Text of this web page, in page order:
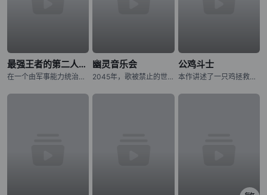
最强王者的第二人生 第二季
在一个由军事能力统治的世界里，格雷国王拥有无与伦比的力量、财富和声望。然而，孤独在那拥有强大力量的人身后徘徊。在一个强大的国王迷人的外表之下，潜伏着一个人的外壳，没有目的和意志。转世到一个充满魔法和怪
幽灵音乐会
2045年，歌被禁止的世界――。 音乐的创造与演奏，全都由音乐应用程式《MiucS》代替人类一手包办。 少女・相叶芹亚与朋友们外出时，听见了本应被禁止的歌声。 循着歌声的方向，芹亚所看见的是——
公鸡斗士
本作讲述了一只鸡拯救人类的故事。故事舞台设定在日本——当拥有压倒性力量、破坏城市并捕食人类的异形巨兽“鬼兽”突然出现，人们正陷入绝望深渊之时，挺身而出对抗鬼兽的竟是一只鸡。这只为寻找杀害妹妹的鬼兽而四